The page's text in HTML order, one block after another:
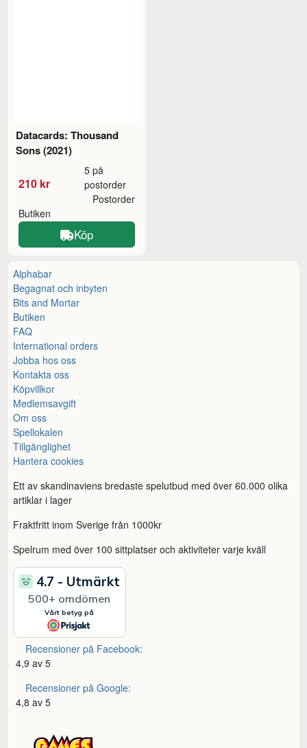
Datacards: Thousand
Sons (2021)
210 kr
5 på
postorder
Butiken
Postorder
Köp
Alphabar
Begagnat och inbyten
Bits and Mortar
Butiken
FAQ
International orders
Jobba hos oss
Kontakta oss
Köpvillkor
Medlemsavgift
Om oss
Spellokalen
Tillgänglighet
Hantera cookies
Ett av skandinaviens bredaste spelutbud med över 60.000 olika
artiklar i lager
Fraktfritt inom Sverige från 1000kr
Spelrum med över 100 sittplatser och aktiviteter varje kväll
Recensioner på Facebook:
4,9 av 5
Recensioner på Google:
4,8 av 5